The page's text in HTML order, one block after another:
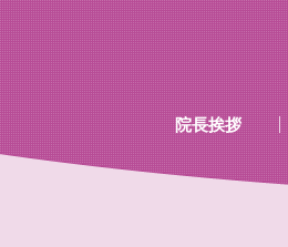
院長挨拶
…既存のコード……既存のコード…